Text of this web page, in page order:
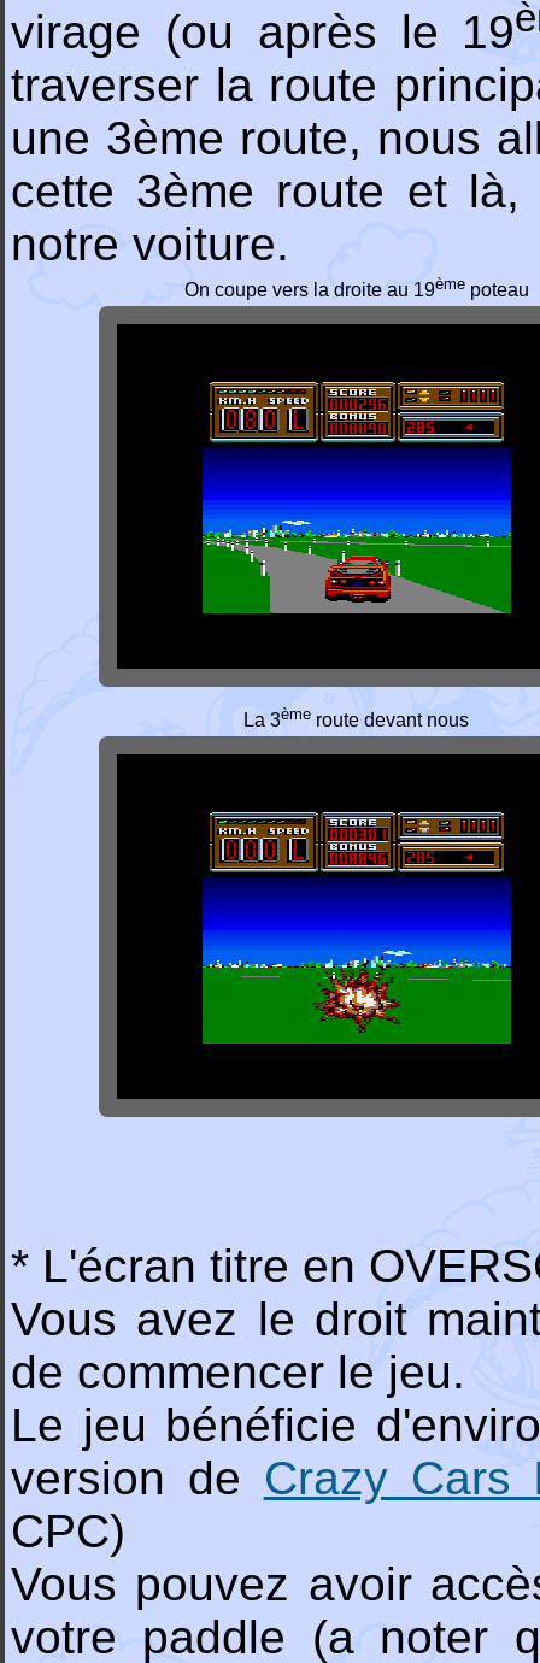
virage (ou après le 19
traverser la route
une 3ème route, nous
cette 3ème route et
notre voiture.
On coupe vers la droite au 19ème poteau
La 3ème route devant nous
* L'écran titre en
Vous avez le droit
de commencer le jeu.
Le jeu bénéficie
version de Crazy Cars
CPC)
Vous pouvez avoir
votre paddle (a noter